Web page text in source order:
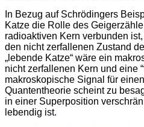
In Bezug auf Schrödingers
Katze die Rolle des
radioaktiven Kern verbunden
den nicht zerfallenen Zustand
„lebende Katze“ wäre ein
nicht zerfallenen Kern und eine
makroskopische Signal für
Quantentheorie scheint zu
in einer Superposition
lebendig ist.